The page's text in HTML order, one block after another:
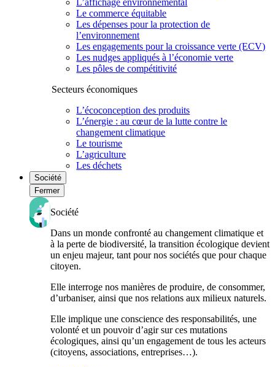
L’affichage environnemental
Le commerce équitable
Les dépenses pour la protection de
l’environnement
Les engagements pour la croissance verte (ECV)
Les nudges appliqués à l’économie verte
Les pôles de compétitivité
Secteurs économiques
L’écoconception des produits
L’énergie : au cœur de la lutte contre le
changement climatique
Le tourisme
L’agriculture
Les déchets
Société
Fermer
Société
Dans un monde confronté au changement climatique et
à la perte de biodiversité, la transition écologique devient
un enjeu majeur, tant pour nos sociétés que pour chaque
citoyen.
Elle interroge nos manières de produire, de consommer,
d’urbaniser, ainsi que nos relations aux milieux naturels.
Elle implique une conscience des responsabilités, une
volonté et un pouvoir d’agir sur ces mutations
écologiques, ainsi qu’un engagement de tous les acteurs
(citoyens, associations, entreprises…).